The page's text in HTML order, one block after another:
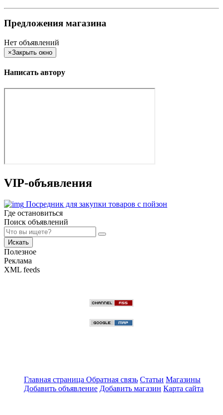
Предложения магазина
Нет объявлений
×Закрыть окно
Написать автору
VIP-объявления
Посредник для закупки товаров с пойзон
Где остановиться
Поиск объявлений
Искать
Полезное
Реклама
XML feeds
Главная страница Обратная связь Статьи Магазины
Добавить объявление Добавить магазин Карта сайта